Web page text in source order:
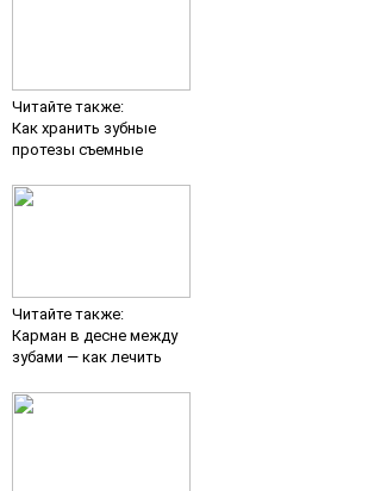
Читайте также:
Как хранить зубные
протезы съемные
Читайте также:
Карман в десне между
зубами — как лечить